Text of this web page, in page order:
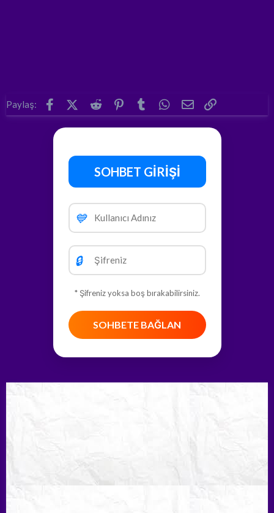
Paylaş: FacebookX (Twitter)
Reddit Pinterest
Tumblr WhatsApp
E-posta
SOHBET GİRİŞİ
💙
🔒
* Şifreniz yoksa boş bırakabilirsiniz.
SOHBETE BAĞLAN